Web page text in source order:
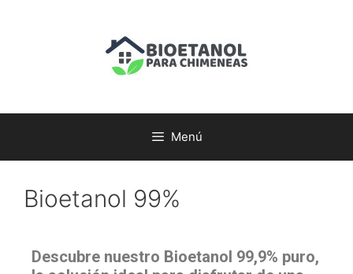
Menú
Bioetanol 99%
Descubre nuestro Bioetanol 99,9% puro,